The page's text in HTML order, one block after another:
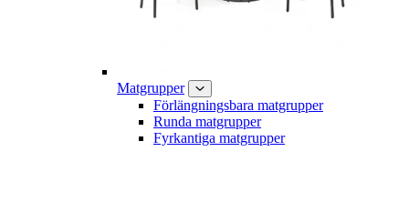
Matgrupper
Förlängningsbara matgrupper
Runda matgrupper
Fyrkantiga matgrupper